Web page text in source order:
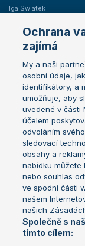
Iga Swiatek
Žebříčky
Žebříček ATP (muži)
Žebříček WTA (ženy)
Sázkařský žebříček
Aktualní trendy
Fotbalové přestupy
Livesport Daily
LS Prague Open
Ochrana
zajímá
My a naši
osobní údaje,
identifikátory, a
umožňuje, aby
uvedené v části
účelem
odvoláním
sledovací
obsahy a
nabídku můžete
nebo souhlas
ve spodní části
našem
našich
Společně s
tímto cílem: